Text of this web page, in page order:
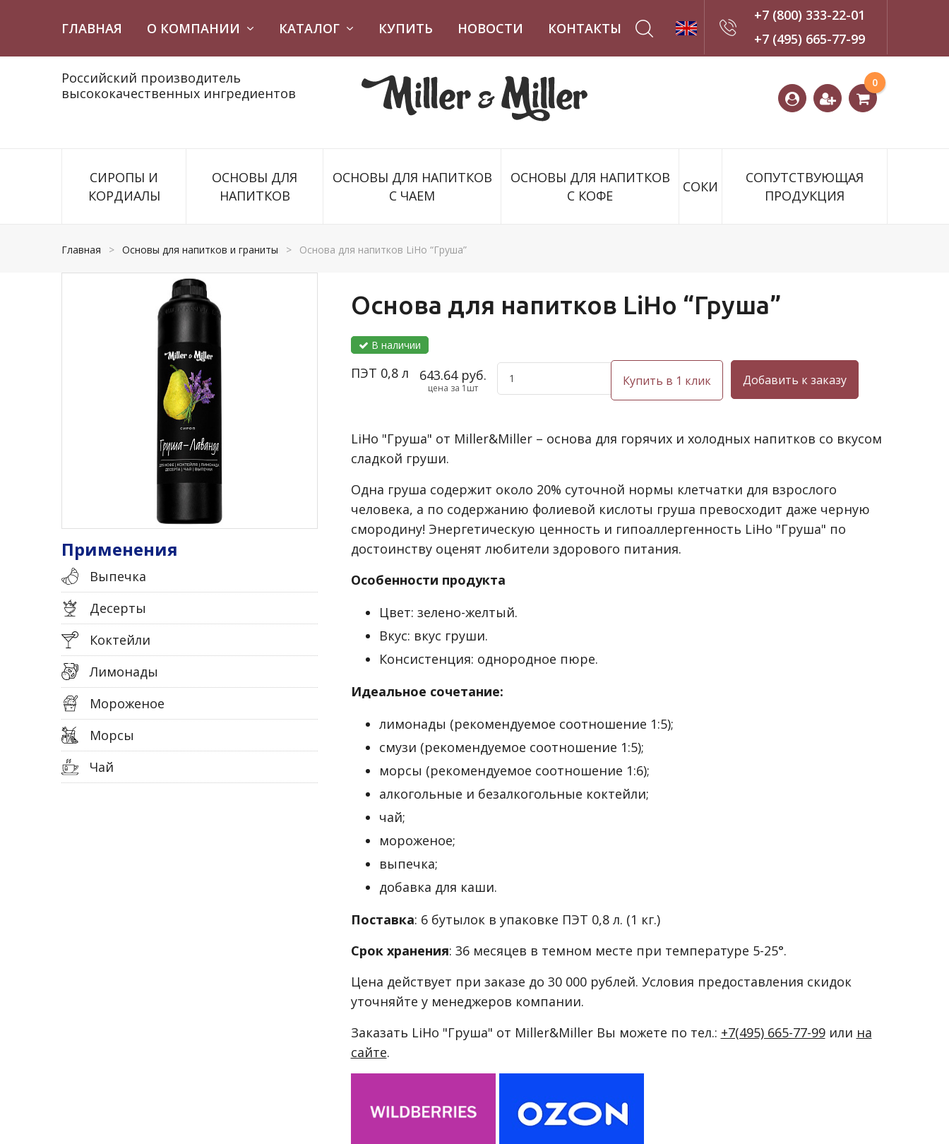
ГЛАВНАЯ О КОМПАНИИ КАТАЛОГ КУПИТЬ НОВОСТИ КОНТАКТЫ
+7 (800) 333-22-01
+7 (495) 665-77-99
Российский производитель
высококачественных ингредиентов
0
СИРОПЫ И
КОРДИАЛЫ
ОСНОВЫ ДЛЯ
НАПИТКОВ
ОСНОВЫ ДЛЯ НАПИТКОВ
С ЧАЕМ
ОСНОВЫ ДЛЯ НАПИТКОВ
С КОФЕ
СОКИ
СОПУТСТВУЮЩАЯ
ПРОДУКЦИЯ
Главная > Основы для напитков и граниты > Основа для напитков LiHo “Груша”
Применения
Выпечка
Десерты
Коктейли
Лимонады
Мороженое
Морсы
Чай
Основа для напитков LiHo “Груша”
В наличии
ПЭТ 0,8 л 643.64 руб.
цена за 1шт Купить в 1 клик
LiHo "Груша" от Miller&Miller – основа для горячих и холодных напитков со вкусом
сладкой груши.
Одна груша содержит около 20% суточной нормы клетчатки для взрослого
человека, а по содержанию фолиевой кислоты груша превосходит даже черную
смородину! Энергетическую ценность и гипоаллергенность LiHo "Груша" по
достоинству оценят любители здорового питания.
Особенности продукта
Цвет: зелено-желтый.
Вкус: вкус груши.
Консистенция: однородное пюре.
Идеальное сочетание:
лимонады (рекомендуемое соотношение 1:5);
смузи (рекомендуемое соотношение 1:5);
морсы (рекомендуемое соотношение 1:6);
алкогольные и безалкогольные коктейли;
чай;
мороженое;
выпечка;
добавка для каши.
Поставка: 6 бутылок в упаковке ПЭТ 0,8 л. (1 кг.)
Срок хранения: 36 месяцев в темном месте при температуре 5-25°.
Цена действует при заказе до 30 000 рублей. Условия предоставления скидок
уточняйте у менеджеров компании.
Заказать LiHo "Груша" от Miller&Miller Вы можете по тел.: +7(495) 665-77-99или на
сайте.